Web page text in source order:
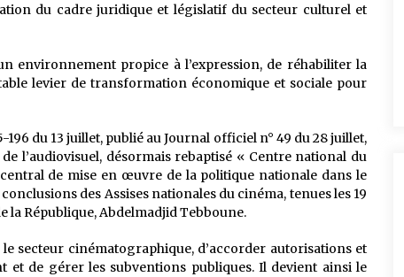
du cadre juridique et législatif du secteur culturel et
environnement propice à l’expression, de réhabiliter la
levier de transformation économique et sociale pour
du 13 juillet, publié au Journal officiel n° 49 du 28 juillet,
l’audiovisuel, désormais rebaptisé « Centre national du
de mise en œuvre de la politique nationale dans le
des Assises nationales du cinéma, tenues les 19
la République, Abdelmadjid Tebboune.
secteur cinématographique, d’accorder autorisations et
et de gérer les subventions publiques. Il devient ainsi le